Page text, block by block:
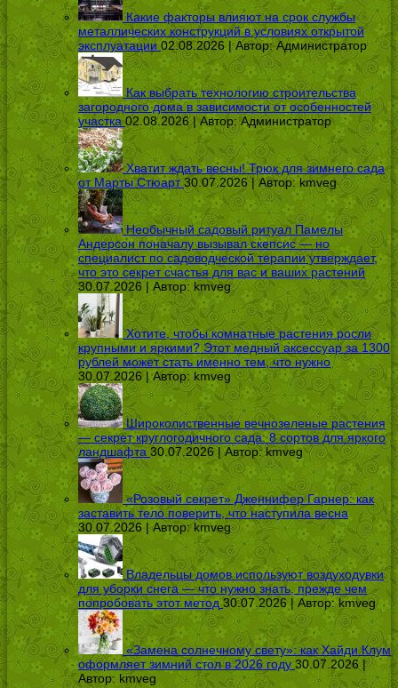
Какие факторы влияют на срок службы
металлических конструкций в условиях открытой
эксплуатации 02.08.2026 | Автор:Администратор
Как выбрать технологию строительства
загородного дома в зависимости от особенностей
участка 02.08.2026 | Автор:Администратор
Хватит ждать весны! Трюк для зимнего сада
от Марты Стюарт 30.07.2026 | Автор:kmveg
Необычный садовый ритуал Памелы
Андерсон поначалу вызывал скепсис — но
специалист по садоводческой терапии утверждает,
что это секрет счастья для вас и ваших растений
30.07.2026 | Автор: kmveg
Хотите, чтобы комнатные растения росли
крупными и яркими? Этот медный аксессуар за 1300
рублей может стать именно тем, что нужно
30.07.2026 | Автор: kmveg
Широколиственные вечнозеленые растения
— секрет круглогодичного сада: 8 сортов для яркого
ландшафта 30.07.2026 | Автор:kmveg
«Розовый секрет» Дженнифер Гарнер: как
заставить тело поверить, что наступила весна
30.07.2026 | Автор:kmveg
Владельцы домов используют воздуходувки
для уборки снега — что нужно знать, прежде чем
попробовать этот метод 30.07.2026 | Автор:kmveg
«Замена солнечному свету»: как Хайди Клум
оформляет зимний стол в 2026 году 30.07.2026 |
Автор: kmveg